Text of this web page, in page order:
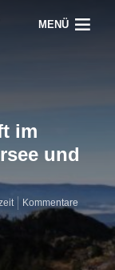
MENÜ
im
und
Kommentare